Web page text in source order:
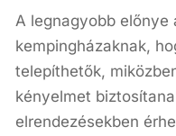
A legnagyobb előnye
kempingházaknak,
telepíthetők,
kényelmet
elrendezésekben